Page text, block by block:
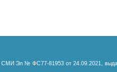
СМИ Эл № ФС77-81953 от 24.09.2021,